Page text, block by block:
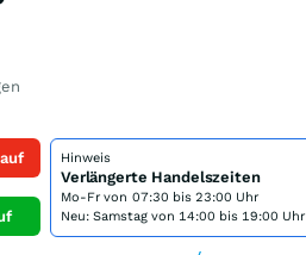
Hinweis
Verlängerte Handelszeiten
Mo-Fr von 07:30 bis 23:00 Uhr
Neu: Samstag von 14:00 bis 19:00 Uhr